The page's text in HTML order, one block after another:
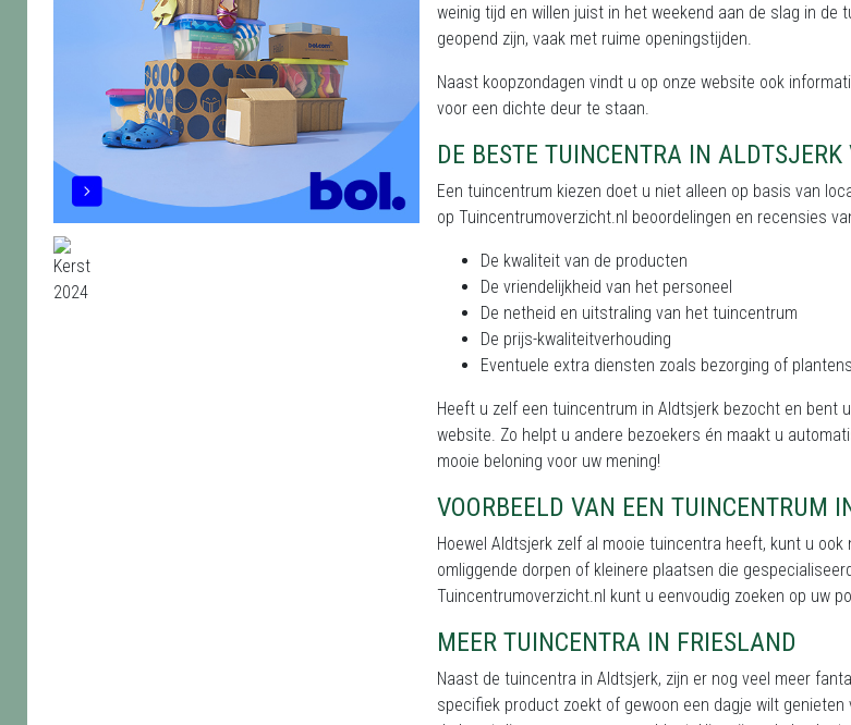
weinig tijd en willen juist in het weekend aan de slag in de
geopend zijn, vaak met ruime openingstijden.
Naast koopzondagen vindt u op onze website ook
voor een dichte deur te staan.
DE BESTE TUINCENTRA IN
Een tuincentrum kiezen doet u niet alleen op basis van
op Tuincentrumoverzicht.nl beoordelingen en recensies
De kwaliteit van de producten
De vriendelijkheid van het personeel
De netheid en uitstraling van het tuincentrum
De prijs-kwaliteitverhouding
Eventuele extra diensten zoals bezorging of
Heeft u zelf een tuincentrum in Aldtsjerk bezocht en
website. Zo helpt u andere bezoekers én maakt u
mooie beloning voor uw mening!
VOORBEELD VAN EEN TUINCENTRUM
Hoewel Aldtsjerk zelf al mooie tuincentra heeft, kunt u
omliggende dorpen of kleinere plaatsen die
Tuincentrumoverzicht.nl kunt u eenvoudig zoeken op uw
MEER TUINCENTRA IN FRIESLAND
Naast de tuincentra in Aldtsjerk, zijn er nog veel meer
specifiek product zoekt of gewoon een dagje wilt